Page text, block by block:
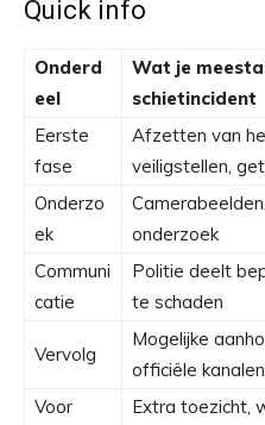
Quick info
Onderd
eel
Wat je
schietincident
Eerste
fase
Afzetten van
veiligstellen,
Onderzo
ek
onderzoek
Communi
catie
Politie deelt
te schaden
Vervolg
Mogelijke
officiële kanalen
Voor
Extra toezicht,